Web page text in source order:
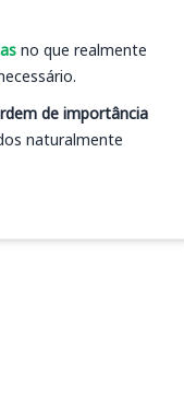
no que realmente
de importância
naturalmente